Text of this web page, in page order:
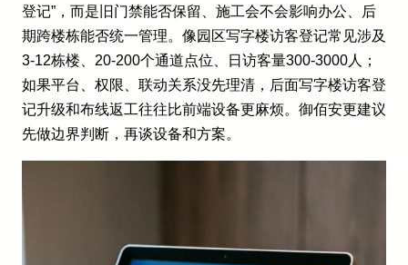
登记”，而是旧门禁能否保留、施工会不会影响办公、后
期跨楼栋能否统一管理。像园区写字楼访客登记常见涉及
3-12栋楼、20-200个通道点位、日访客量300-3000人；
如果平台、权限、联动关系没先理清，后面写字楼访客登
记升级和布线返工往往比前端设备更麻烦。御佰安更建议
先做边界判断，再谈设备和方案。